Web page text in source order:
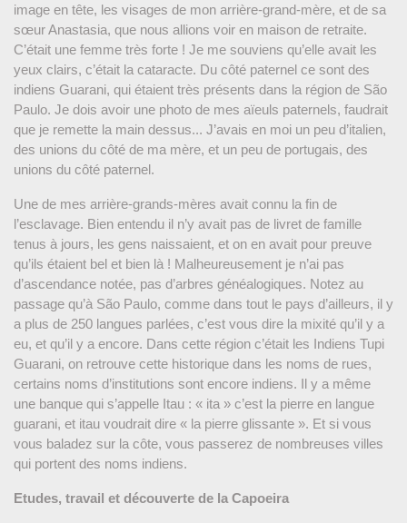
image en tête, les visages de mon arrière-grand-mère, et de sa
sœur Anastasia, que nous allions voir en maison de retraite.
C’était une femme très forte ! Je me souviens qu’elle avait les
yeux clairs, c’était la cataracte. Du côté paternel ce sont des
indiens Guarani, qui étaient très présents dans la région de São
Paulo. Je dois avoir une photo de mes aïeuls paternels, faudrait
que je remette la main dessus... J’avais en moi un peu d’italien,
des unions du côté de ma mère, et un peu de portugais, des
unions du côté paternel.
Une de mes arrière-grands-mères avait connu la fin de
l’esclavage. Bien entendu il n’y avait pas de livret de famille
tenus à jours, les gens naissaient, et on en avait pour preuve
qu’ils étaient bel et bien là ! Malheureusement je n’ai pas
d’ascendance notée, pas d’arbres généalogiques. Notez au
passage qu’à São Paulo, comme dans tout le pays d’ailleurs, il y
a plus de 250 langues parlées, c’est vous dire la mixité qu’il y a
eu, et qu’il y a encore. Dans cette région c’était les Indiens Tupi
Guarani, on retrouve cette historique dans les noms de rues,
certains noms d’institutions sont encore indiens. Il y a même
une banque qui s’appelle Itau : « ita » c’est la pierre en langue
guarani, et itau voudrait dire « la pierre glissante ». Et si vous
vous baladez sur la côte, vous passerez de nombreuses villes
qui portent des noms indiens.
Etudes, travail et découverte de la Capoeira